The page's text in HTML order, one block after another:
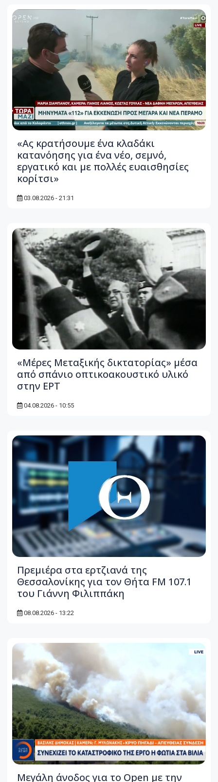
«Ας κρατήσουμε ένα κλαδάκι
κατανόησης για ένα νέο, σεμνό,
εργατικό και με πολλές ευαισθησίες
κορίτσι»
03.08.2026 - 21:31
«Μέρες Μεταξικής δικτατορίας» μέσα
από σπάνιο οπτικοακουστικό υλικό
στην ΕΡΤ
04.08.2026 - 10:55
Πρεμιέρα στα ερτζιανά της
Θεσσαλονίκης για τον Θήτα FM 107.1
του Γιάννη Φιλιππάκη
08.08.2026 - 13:22
Μεγάλη άνοδος για το Open με την